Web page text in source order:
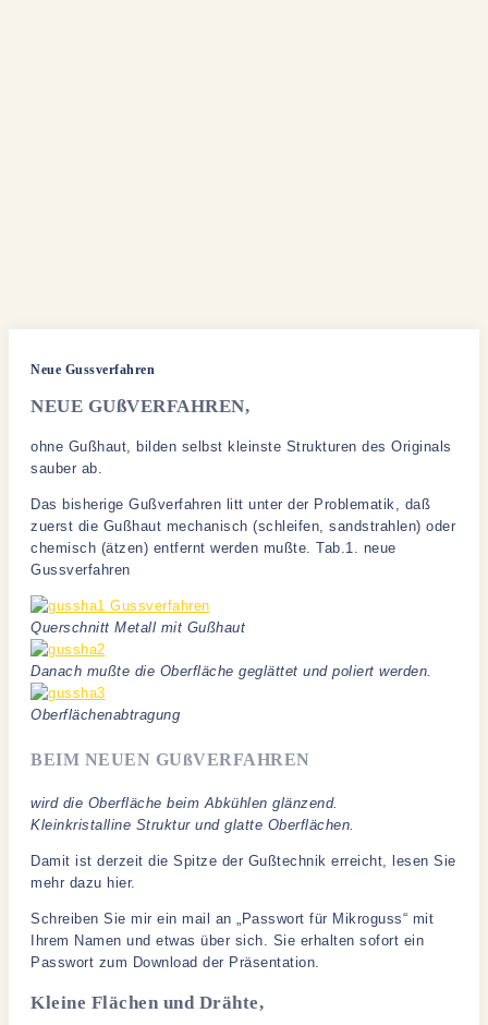
Neue Gussverfahren
NEUE GUßVERFAHREN,
ohne Gußhaut, bilden selbst kleinste Strukturen des Originals
sauber ab.
Das bisherige Gußverfahren litt unter der Problematik, daß
zuerst die Gußhaut mechanisch (schleifen, sandstrahlen) oder
chemisch (ätzen) entfernt werden mußte. Tab.1. neue
Gussverfahren
Querschnitt Metall mit Gußhaut
Danach mußte die Oberfläche geglättet und poliert werden.
Oberflächenabtragung
BEIM NEUEN GUßVERFAHREN
wird die Oberfläche beim Abkühlen glänzend.
Kleinkristalline Struktur und glatte Oberflächen.
Damit ist derzeit die Spitze der Gußtechnik erreicht, lesen Sie
mehr dazu hier.
Schreiben Sie mir ein mail an „Passwort für Mikroguss“ mit
Ihrem Namen und etwas über sich. Sie erhalten sofort ein
Passwort zum Download der Präsentation.
Kleine Flächen und Drähte,